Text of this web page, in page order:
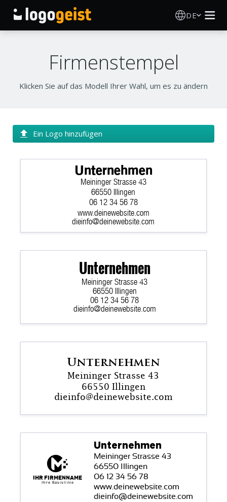
DE
KI Logo Generator
Druckprodukte
Über
ANMELDEN
Firmenstempel
Klicken Sie auf das Modell Ihrer Wahl, um es zu ändern
Ein Logo hinzufügen
06 12 34 56 78
www.deinewebsite.com
dieinfo@deinewebsite.com
Meininger Strasse 43
Unternehmen
66550 Illingen
06 12 34 56 78
dieinfo@deinewebsite.com
Meininger Strasse 43
66550 Illingen
Unternehmen
dieinfo@deinewebsite.com
Meininger Strasse 43
66550 Illingen
Unternehmen
06 12 34 56 78
www.deinewebsite.com
dieinfo@deinewebsite.com
Meininger Strasse 43
66550 Illingen
Unternehmen
Ihr Firmenname
Ihre Basislinie